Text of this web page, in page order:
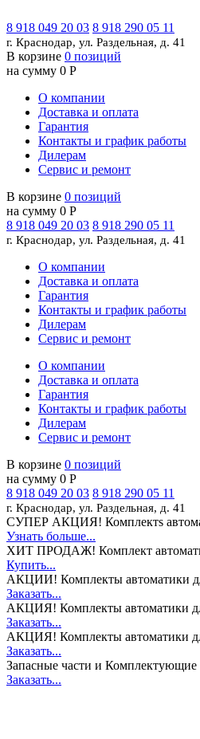
8 918 049 20 03 8 918 290 05 11
г. Краснодар, ул. Раздельная, д. 41
В корзине 0 позиций
на сумму 0 Р
О компании
Доставка и оплата
Гарантия
Контакты и график работы
Дилерам
Сервис и ремонт
В корзине 0 позиций
на сумму 0 Р
8 918 049 20 03 8 918 290 05 11
г. Краснодар, ул. Раздельная, д. 41
О компании
Доставка и оплата
Гарантия
Контакты и график работы
Дилерам
Сервис и ремонт
О компании
Доставка и оплата
Гарантия
Контакты и график работы
Дилерам
Сервис и ремонт
В корзине 0 позиций
на сумму 0 Р
8 918 049 20 03 8 918 290 05 11
г. Краснодар, ул. Раздельная, д. 41
СУПЕР АКЦИЯ! Комплектs
Узнать больше...
ХИТ ПРОДАЖ! Комплект
Купить...
АКЦИИ! Комплекты автоматики
Заказать...
АКЦИЯ! Комплекты автоматики
Заказать...
АКЦИЯ! Комплекты автоматики
Заказать...
Запасные части и Комплектующие
Заказать...